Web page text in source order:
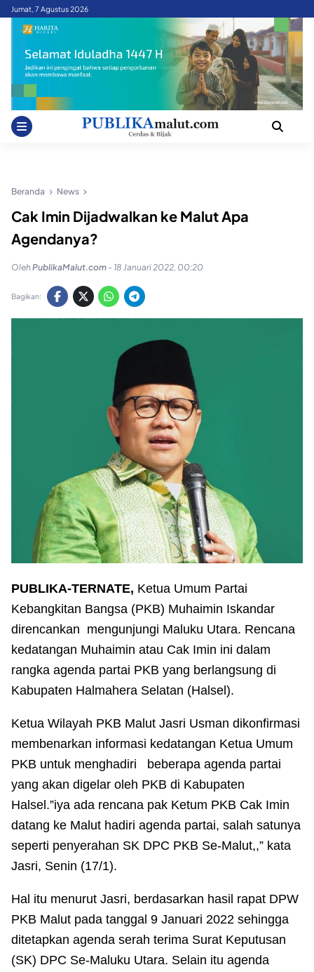
SkipJumat, 7 Agustus 2026
Beranda News
Cak Imin Dijadwalkan ke Malut Apa
Agendanya?
OlehPublikaMalut.com - 18 Januari 2022, 00:20
Bagikan:
PUBLIKA-TERNATE, Ketua Umum Partai
Kebangkitan Bangsa (PKB) Muhaimin Iskandar
direncankan mengunjungi Maluku Utara. Rencana
kedatangan Muhaimin atau Cak Imin ini dalam
rangka agenda partai PKB yang berlangsung di
Kabupaten Halmahera Selatan (Halsel).
Ketua Wilayah PKB Malut Jasri Usman dikonfirmasi
membenarkan informasi kedatangan Ketua Umum
PKB untuk menghadiri beberapa agenda partai
yang akan digelar oleh PKB di Kabupaten
Halsel.”iya ada rencana pak Ketum PKB Cak Imin
datang ke Malut hadiri agenda partai, salah satunya
seperti penyerahan SK DPC PKB Se-Malut,,” kata
Jasri, Senin (17/1).
Hal itu menurut Jasri, berdasarkan hasil rapat DPW
PKB Malut pada tanggal 9 Januari 2022 sehingga
ditetapkan agenda serah terima Surat Keputusan
(SK) DPC Se-Maluku Utara. Selain itu agenda